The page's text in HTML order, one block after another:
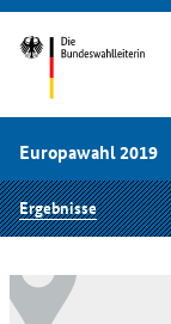
Europawahl 2019
Ergebnisse